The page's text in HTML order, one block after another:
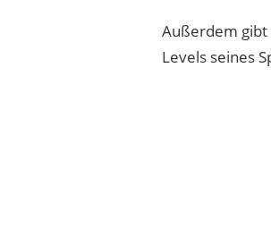
Außerdem gibt
Levels seines